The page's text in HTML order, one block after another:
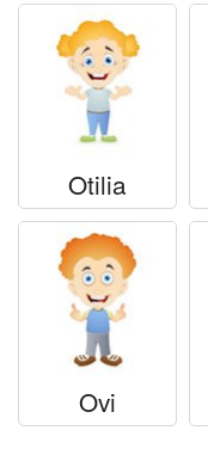
Otilia
Ovi